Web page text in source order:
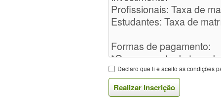
Declaro que li e aceito as condições